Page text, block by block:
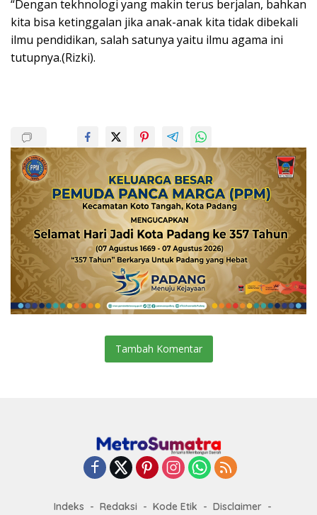
“Dengan tekhnologi yang makin terus berjalan, bahkan
kita bisa ketinggalan jika anak-anak kita tidak dibekali
ilmu pendidikan, salah satunya yaitu ilmu agama ini
tutupnya.(Rizki).
Tambah Komentar
Indeks Redaksi Kode Etik
Disclaimer